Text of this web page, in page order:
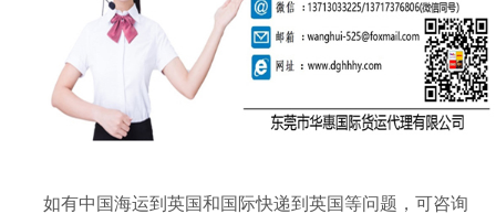
如有中国海运到英国和国际快递到英国等问题，可咨询